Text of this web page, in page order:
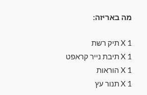
מה באריזה:
1 X תיק רשת
1 X תיבת נייר קראפט
1 X הוראות
1 X תנור עץ